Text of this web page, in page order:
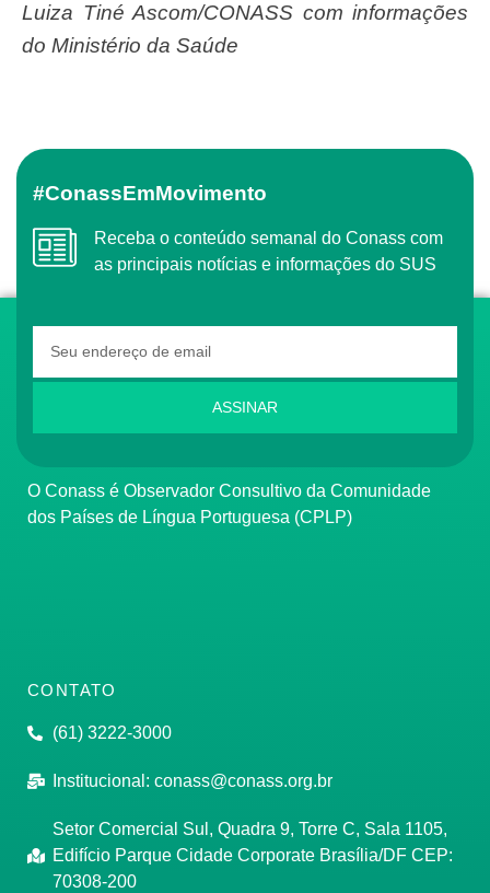
Luiza Tiné Ascom/CONASS com informações
do Ministério da Saúde
#ConassEmMovimento
Receba o conteúdo semanal do Conass com
as principais notícias e informações do SUS
ASSINAR
O Conass é Observador Consultivo da Comunidade
dos Países de Língua Portuguesa (CPLP)
CONTATO
(61) 3222-3000
Institucional: conass@conass.org.br
Setor Comercial Sul, Quadra 9, Torre C, Sala 1105,
Edifício Parque Cidade Corporate Brasília/DF CEP:
70308-200